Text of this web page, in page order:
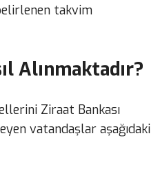
takvim
Alınmaktadır?
Ziraat Bankası
vatandaşlar aşağıdaki